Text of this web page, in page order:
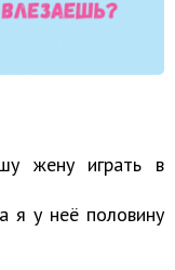
жену играть в
я у неё половину